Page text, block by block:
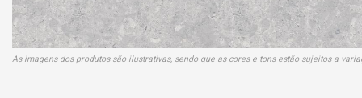
As imagens dos produtos são ilustrativas, sendo que as cores e tons estão sujeitos a